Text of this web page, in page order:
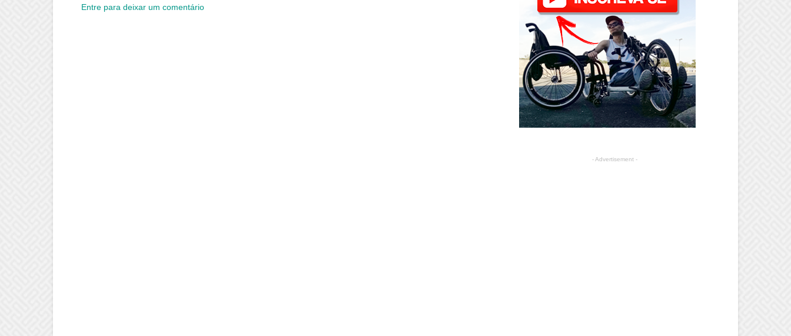
Entre para deixar um comentário
- Advertisement -